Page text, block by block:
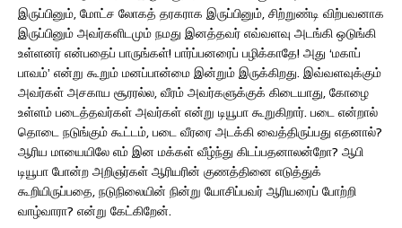
இருப்பினும், மோட்ச லோகத் தரகராக இருப்பினும், சிற்றுண்டி விற்பவனாக
இருப்பினும் அவர்களிடமும் நமது இனத்தவர் எவ்வளவு அடங்கி ஒடுங்கி
உள்ளனர் என்பதைப் பாருங்கள்! பார்ப்பனரைப் பழிக்காதே! அது ‘மகாப்
பாவம்’ என்று கூறும் மனப்பான்மை இன்றும் இருக்கிறது. இவ்வளவுக்கும்
அவர்கள் அசகாய சூரரல்ல, வீரம் அவர்களுக்குக் கிடையாது, கோழை
உள்ளம் படைத்தவர்கள் அவர்கள் என்று டியூபா கூறுகிறார். படை என்றால்
தொடை நடுங்கும் கூட்டம், படை வீரரை அடக்கி வைத்திருப்பது எதனால்?
ஆரிய மாயையிலே எம் இன மக்கள் வீழ்ந்து கிடப்பதனாலன்றோ? ஆபி
டியூபா போன்ற அறிஞர்கள் ஆரியரின் குணத்தினை எடுத்துக்
கூறியிருப்பதை, நடுநிலையின் நின்று யோசிப்பவர் ஆரியரைப் போற்றி
வாழ்வாரா? என்று கேட்கிறேன்.